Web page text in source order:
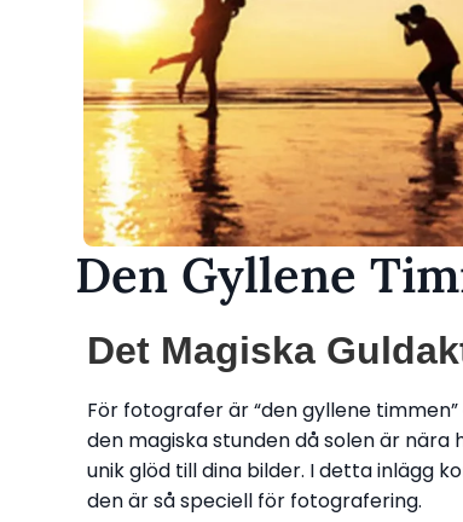
Den Gyllene
Det Magiska
För fotografer är “den gyllene
den magiska stunden då solen är
unik glöd till dina bilder. I detta inlägg
den är så speciell för fotografering.